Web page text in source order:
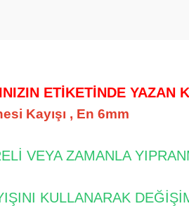
ETİKETİNDE YAZAN
Kayışı , En 6mm
VEYA ZAMANLA
KULLANARAK